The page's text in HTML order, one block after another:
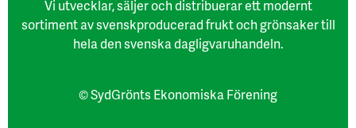
Vi utvecklar, säljer och distribuerar ett modernt
sortiment av svenskproducerad frukt och grönsaker till
hela den svenska dagligvaruhandeln.
© SydGrönts Ekonomiska Förening